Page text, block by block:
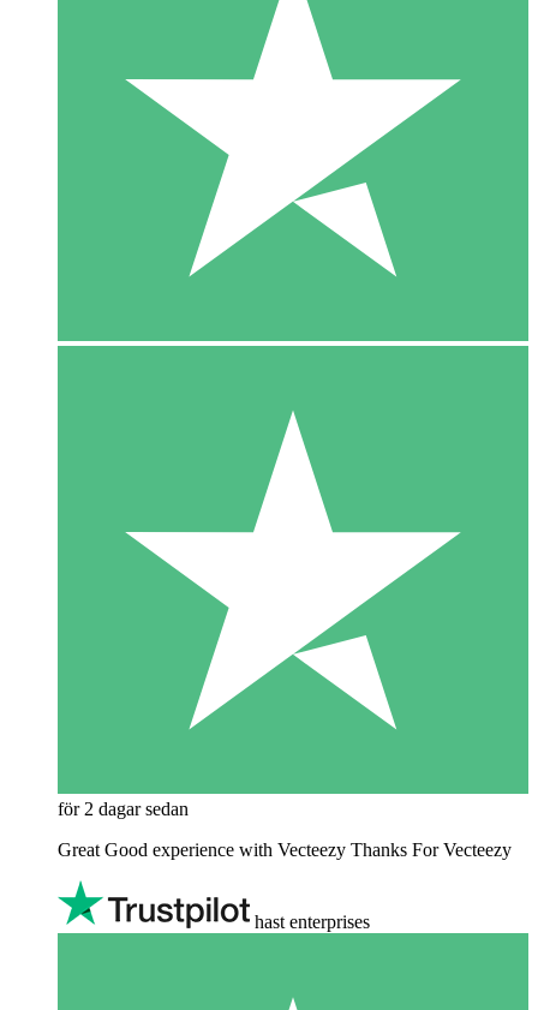
för 2 dagar sedan
Great Good experience with Vecteezy Thanks For Vecteezy
hast enterprises